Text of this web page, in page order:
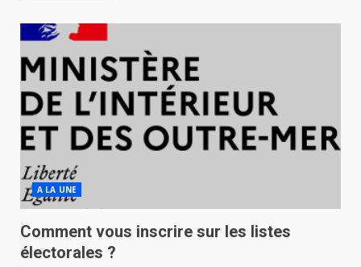
A LA UNE
Comment vous inscrire sur les listes
électorales ?